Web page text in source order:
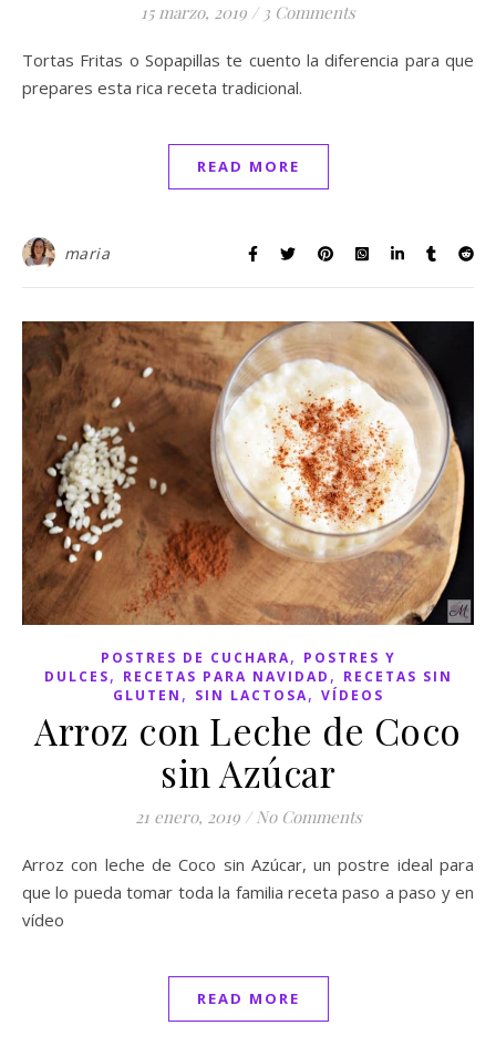
15 marzo, 2019 / 3 Comments
Tortas Fritas o Sopapillas te cuento la diferencia para que
prepares esta rica receta tradicional.
READ MORE
maria
POSTRES DE CUCHARA, POSTRES Y
DULCES, RECETAS PARA NAVIDAD , RECETAS SIN
GLUTEN , SIN LACTOSA, VÍDEOS
Arroz con Leche de Coco
sin Azúcar
21 enero, 2019 / No Comments
Arroz con leche de Coco sin Azúcar, un postre ideal para
que lo pueda tomar toda la familia receta paso a paso y en
vídeo
READ MORE